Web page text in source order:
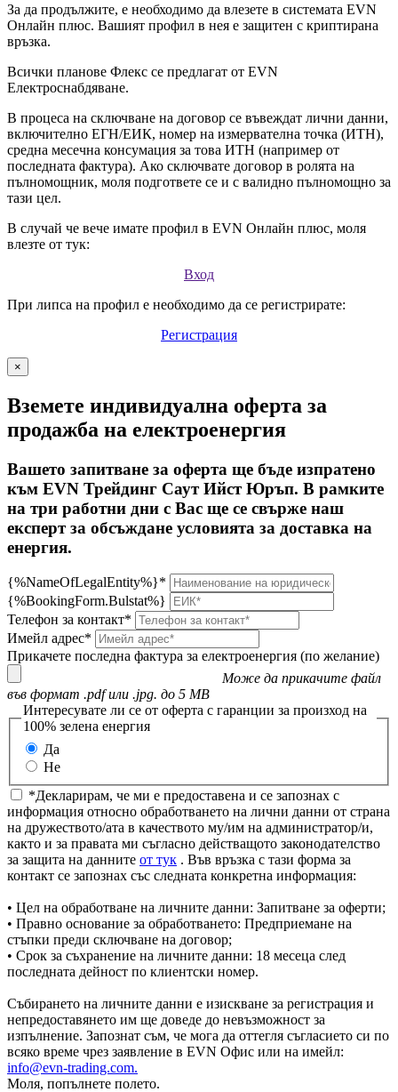
За да продължите, е необходимо да влезете в системата EVN
Онлайн плюс. Вашият профил в нея е защитен с криптирана
връзка.
Всички планове Флекс се предлагат от EVN
Електроснабдяване.
В процеса на сключване на договор се въвеждат лични данни,
включително ЕГН/ЕИК, номер на измервателна точка (ИТН),
средна месечна консумация за това ИТН (например от
последната фактура). Ако сключвате договор в ролята на
пълномощник, моля подгответе се и с валидно пълномощно за
тази цел.
В случай че вече имате профил в EVN Онлайн плюс, моля
влезте от тук:
Вход
При липса на профил е необходимо да се регистрирате:
Регистрация
×
Вземете индивидуална оферта за
продажба на електроенергия
Вашето запитване за оферта ще бъде изпратено
към EVN Трейдинг Саут Ийст Юръп. В рамките
на три работни дни с Вас ще се свърже наш
експерт за обсъждане условията за доставка на
енергия.
{%NameOfLegalEntity%}*
{%BookingForm.Bulstat%}
Телефон за контакт*
Имейл адрес*
Прикачете последна фактура за електроенергия (по желание)
Може да прикачите файл
във формат .pdf или .jpg. до 5 MB
Интересувате ли се от оферта с гаранции за произход на
100% зелена енергия
Да
Не
*Декларирам, че ми е предоставена и се запознах с
информация относно обработването на лични данни от страна
на дружеството/ата в качеството му/им на администратор/и,
както и за правата ми съгласно действащото законодателство
за защита на данните от тук . Във връзка с тази форма за
контакт се запознах със следната конкретна информация:
• Цел на обработване на личните данни: Запитване за оферти;
• Правно основание за обработването: Предприемане на
стъпки преди сключване на договор;
• Срок за съхранение на личните данни: 18 месеца след
последната дейност по клиентски номер.
Събирането на личните данни е изискване за регистрация и
непредоставянето им ще доведе до невъзможност за
изпълнение. Запознат съм, че мога да оттегля съгласието си по
всяко време чрез заявление в EVN Офис или на имейл:
info@evn-trading.com.
Моля, попълнете полето.